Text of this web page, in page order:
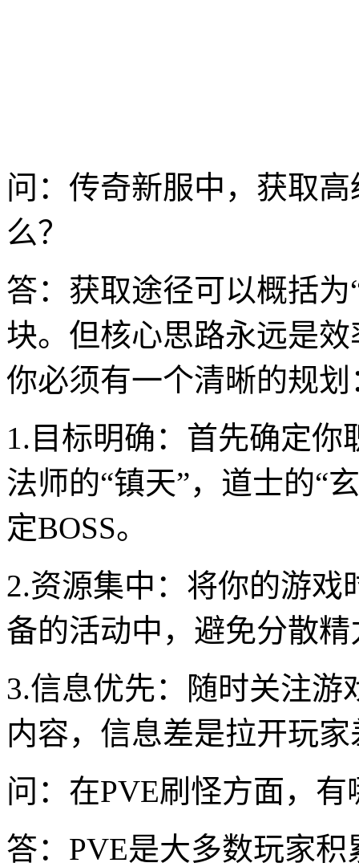
问：传奇新服中，获取
么？
答：获取途径可以概括为
块。但核心思路永远是
你必须有一个清晰的规划
1.目标明确：首先确定你
法师的“镇天”，道士的“
定BOSS。
2.资源集中：将你的游
备的活动中，避免分散精
3.信息优先：随时关注游
内容，信息差是拉开玩
问：在PVE刷怪方面，
答：PVE是大多数玩家